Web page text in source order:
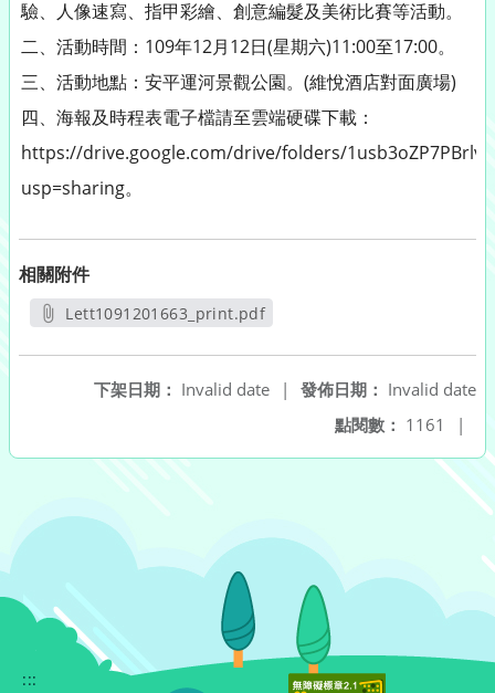
驗、人像速寫、指甲彩繪、創意編髮及美術比賽等活動。
二、活動時間：109年12月12日(星期六)11:00至17:00。
三、活動地點：安平運河景觀公園。(維悅酒店對面廣場)
四、海報及時程表電子檔請至雲端硬碟下載：
https://drive.google.com/drive/folders/
usp=sharing。
相關附件
Lett1091201663_print.pdf
發佈日期： Invalid date
下架日期： Invalid date
|
點閱數： 1161 |
:::